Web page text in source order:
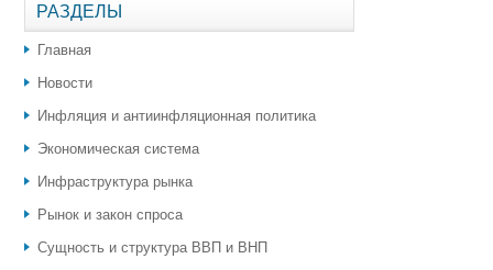
РАЗДЕЛЫ
Главная
Новости
Инфляция и антиинфляционная политика
Экономическая система
Инфраструктура рынка
Рынок и закон спроса
Сущность и структура ВВП и ВНП